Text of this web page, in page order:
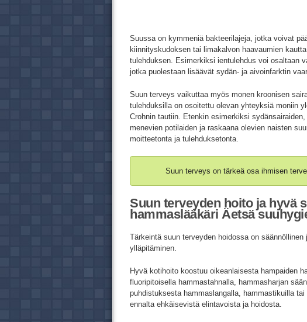
Suussa on kymmeniä bakteerilajeja, jotka voivat
kiinnityskudoksen tai limakalvon haavaumien
tulehduksen. Esimerkiksi ientulehdus voi osaltaan
jotka puolestaan lisäävät sydän- ja aivoinfarktin
Suun terveys vaikuttaa myös monen kroonisen
tulehduksilla on osoitettu olevan yhteyksiä moniin
Crohnin tautiin. Etenkin esimerkiksi
menevien potilaiden ja raskaana olevien naisten
moitteetonta ja tulehduksetonta.
Suun terveys on tärkeä osa ihmisen
Suun terveyden hoito ja hyvä
hammaslääkäri Äetsä
Tärkeintä suun terveyden hoidossa on
ylläpitäminen.
Hyvä kotihoito koostuu oikeanlaisesta hampaiden
fluoripitoisella hammastahnalla, hammasharjan
puhdistuksesta hammaslangalla, hammastikuilla
ennalta ehkäisevistä elintavoista ja hoidosta.